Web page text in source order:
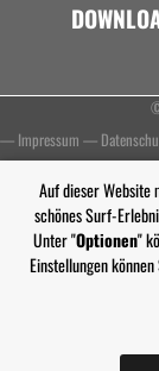
— Impressum —
Auf dieser Website
schönes Surf-
Unter "Optionen"
Einstellungen